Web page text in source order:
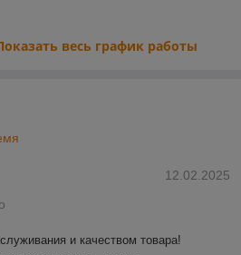
весь график работы
12.02.2025
и качеством товара!